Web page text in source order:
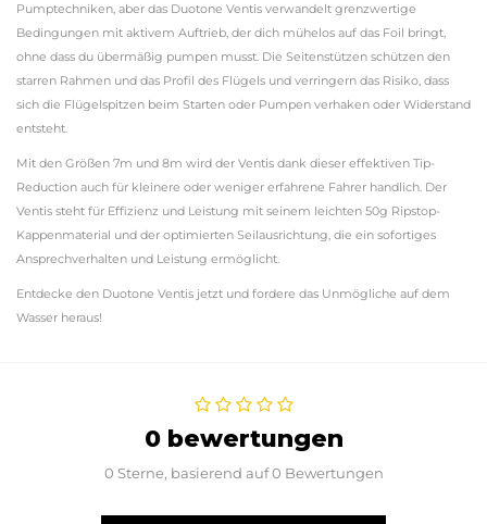
Pumptechniken, aber das Duotone Ventis verwandelt grenzwertige
Bedingungen mit aktivem Auftrieb, der dich mühelos auf das Foil bringt,
ohne dass du übermäßig pumpen musst. Die Seitenstützen schützen den
starren Rahmen und das Profil des Flügels und verringern das Risiko, dass
sich die Flügelspitzen beim Starten oder Pumpen verhaken oder Widerstand
entsteht.
Mit den Größen 7m und 8m wird der Ventis dank dieser effektiven Tip-
Reduction auch für kleinere oder weniger erfahrene Fahrer handlich. Der
Ventis steht für Effizienz und Leistung mit seinem leichten 50g Ripstop-
Kappenmaterial und der optimierten Seilausrichtung, die ein sofortiges
Ansprechverhalten und Leistung ermöglicht.
Entdecke den Duotone Ventis jetzt und fordere das Unmögliche auf dem
Wasser heraus!
0 bewertungen
0 Sterne, basierend auf 0 Bewertungen